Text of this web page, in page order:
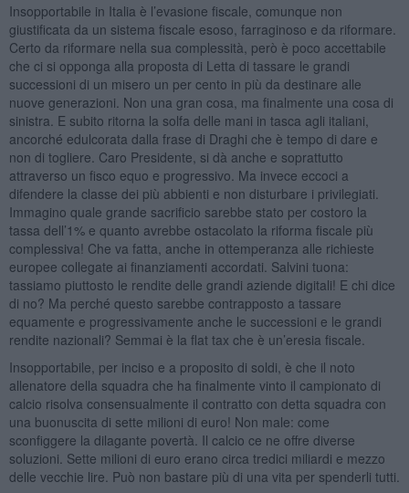
Insopportabile in Italia è l’evasione fiscale, comunque non
giustificata da un sistema fiscale esoso, farraginoso e da riformare.
Certo da riformare nella sua complessità, però è poco accettabile
che ci si opponga alla proposta di Letta di tassare le grandi
successioni di un misero un per cento in più da destinare alle
nuove generazioni. Non una gran cosa, ma finalmente una cosa di
sinistra. E subito ritorna la solfa delle mani in tasca agli italiani,
ancorché edulcorata dalla frase di Draghi che è tempo di dare e
non di togliere. Caro Presidente, si dà anche e soprattutto
attraverso un fisco equo e progressivo. Ma invece eccoci a
difendere la classe dei più abbienti e non disturbare i privilegiati.
Immagino quale grande sacrificio sarebbe stato per costoro la
tassa dell’1% e quanto avrebbe ostacolato la riforma fiscale più
complessiva! Che va fatta, anche in ottemperanza alle richieste
europee collegate ai finanziamenti accordati. Salvini tuona:
tassiamo piuttosto le rendite delle grandi aziende digitali! E chi dice
di no? Ma perché questo sarebbe contrapposto a tassare
equamente e progressivamente anche le successioni e le grandi
rendite nazionali? Semmai è la flat tax che è un’eresia fiscale.
Insopportabile, per inciso e a proposito di soldi, è che il noto
allenatore della squadra che ha finalmente vinto il campionato di
calcio risolva consensualmente il contratto con detta squadra con
una buonuscita di sette milioni di euro! Non male: come
sconfiggere la dilagante povertà. Il calcio ce ne offre diverse
soluzioni. Sette milioni di euro erano circa tredici miliardi e mezzo
delle vecchie lire. Può non bastare più di una vita per spenderli tutti.